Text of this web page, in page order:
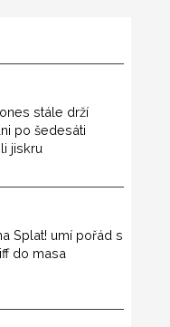
stále drží
po šedesáti
jiskru
Splat! umí pořád s
do masa